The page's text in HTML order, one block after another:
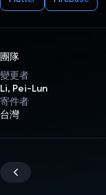
團隊
變更者
Li, Pei-Lun
寄件者
台灣